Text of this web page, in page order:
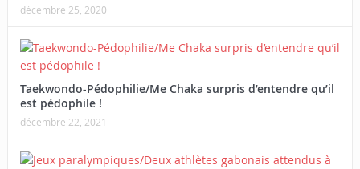
décembre 25, 2020
Taekwondo-Pédophilie/Me Chaka surpris d’entendre qu’il
est pédophile !
décembre 22, 2021